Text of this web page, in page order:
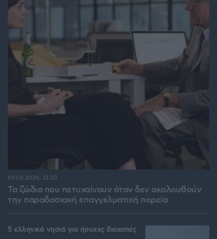
Τα ζώδια που πετυχαίνουν όταν δεν ακολουθούν
την παραδοσιακή επαγγελματική πορεία
09.08.2026, 12:30
5 ελληνικά νησιά για ήσυχες διακοπές